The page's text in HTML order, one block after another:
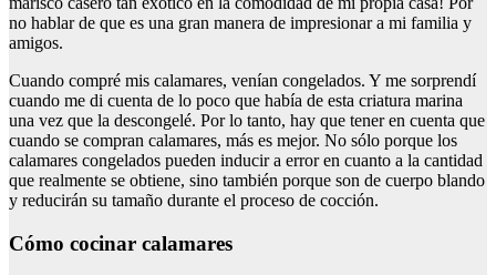
no hablar de que es una gran manera de impresionar a mi familia y
amigos.
Cuando compré mis calamares, venían congelados. Y me sorprendí
cuando me di cuenta de lo poco que había de esta criatura marina
una vez que la descongelé. Por lo tanto, hay que tener en cuenta que
cuando se compran calamares, más es mejor. No sólo porque los
calamares congelados pueden inducir a error en cuanto a la cantidad
que realmente se obtiene, sino también porque son de cuerpo blando
y reducirán su tamaño durante el proceso de cocción.
Cómo cocinar calamares